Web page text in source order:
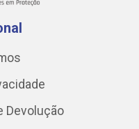
Devolução